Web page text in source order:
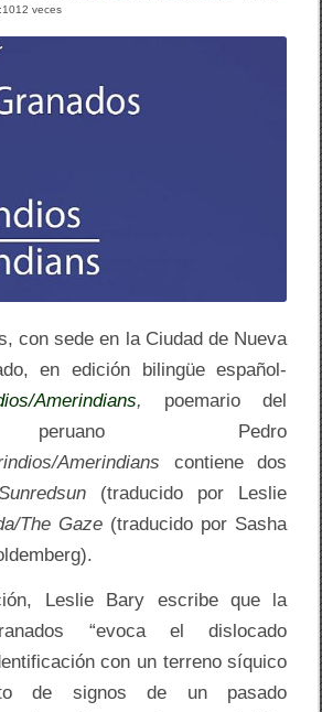
veces
con sede en la Ciudad de Nueva
en edición bilingüe español-
Amerindians, poemario del
Pedro
Amerindians contiene dos
(traducido por Leslie
The Gaze (traducido por Sasha
Leslie Bary escribe que la
“evoca el dislocado
con un terreno síquico
de signos de un pasado